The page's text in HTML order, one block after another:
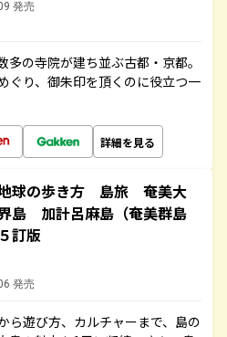
発売
の寺院が建ち並ぶ古都・京都。
ぐり、御朱印を頂くのに役立つ一
詳細を見る
球の歩き方 島旅 奄美大
島 加計呂麻島（奄美群島
訂版
発売
遊び方、カルチャーまで、島の